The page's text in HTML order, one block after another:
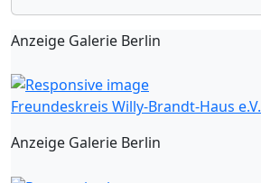
Anzeige Galerie Berlin
Freundeskreis Willy-Brandt-Haus e.V.
Anzeige Galerie Berlin